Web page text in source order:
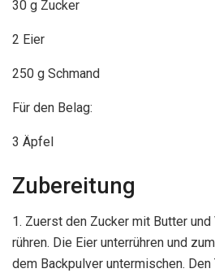
30 g Zucker
2 Eier
250 g Schmand
Für den Belag:
3 Äpfel
Zubereitung
1. Zuerst den Zucker mit Butter
rühren. Die Eier unterrühren und
dem Backpulver untermischen.